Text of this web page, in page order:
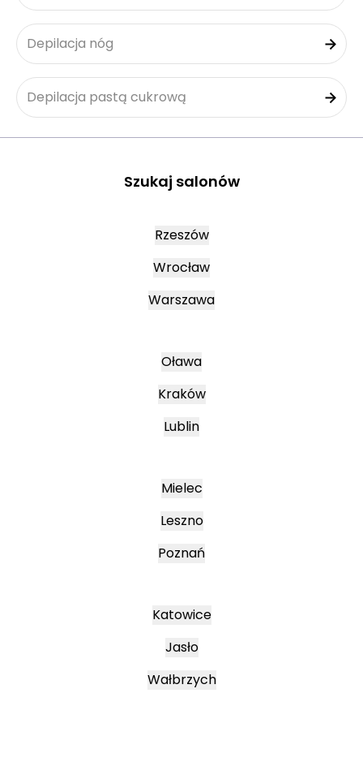
Depilacja nóg
Depilacja pastą cukrową
Szukaj salonów
Rzeszów
Wrocław
Warszawa
Oława
Kraków
Lublin
Mielec
Leszno
Poznań
Katowice
Jasło
Wałbrzych